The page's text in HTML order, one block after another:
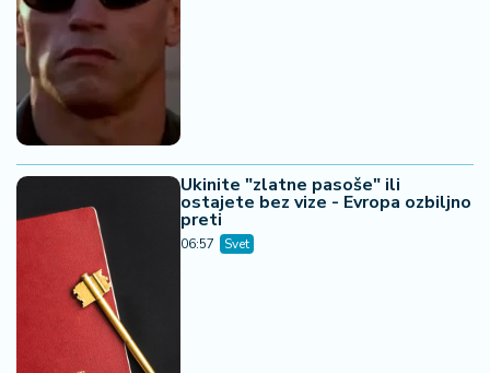
Ukinite "zlatne pasoše" ili
ostajete bez vize - Evropa ozbiljno
preti
06:57 Svet